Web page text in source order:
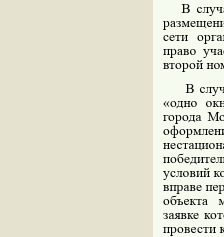
В
сети
право
второй
В
«одно
города
условий
вправе
объекта
заявке
провести